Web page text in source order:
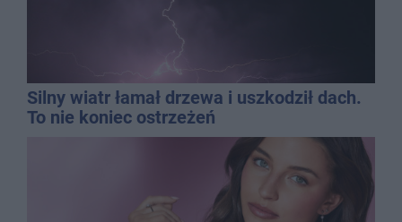
Silny wiatr łamał drzewa i uszkodził dach.
To nie koniec ostrzeżeń